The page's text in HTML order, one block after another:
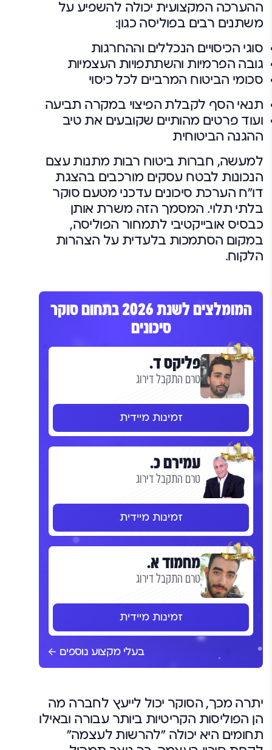
ההערכה המקצועית יכולה להשפיע על
משתנים רבים בפוליסה כגון:
סוגי הכיסויים הנכללים וההחרגות
גובה הפרמיות והשתתפויות העצמיות
סכומי הביטוח המרביים לכל כיסוי
תנאי הסף לקבלת הפיצוי במקרה תביעה
ועוד פרטים מהותיים שקובעים את טיב
ההגנה הביטוחית
למעשה, חברות ביטוח רבות מתנות עצם
הנכונות לבטח עסקים מורכבים בהצגת
דו"ח הערכת סיכונים עדכני מטעם סוקר
בלתי תלוי. המסמך הזה משרת אותן
כבסיס אובייקטיבי לתמחור הפוליסה,
במקום הסתמכות בלעדית על הצהרות
הלקוח.
המומלצים לשנת 2026 בתחום סוקר
סיכונים
פליקס ד.
טרם התקבל דירוג
זמינות מיידית
עמירם כ.
טרם התקבל דירוג
זמינות מיידית
מחמוד א.
טרם התקבל דירוג
זמינות מיידית
בעלי מקצוע נוספים
יתרה מכך, הסוקר יכול לייעץ לחברה מה
הן הפוליסות הקריטיות ביותר עבורה ובאילו
תחומים היא יכולה "להרשות לעצמה"